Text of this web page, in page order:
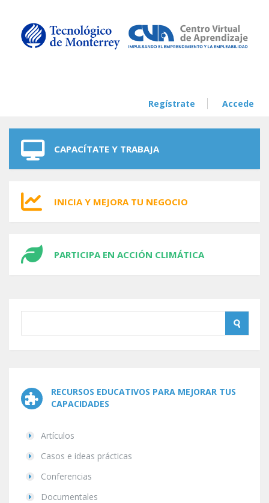
Regístrate Accede
CAPACÍTATE Y TRABAJA
INICIA Y MEJORA TU NEGOCIO
PARTICIPA EN ACCIÓN CLIMÁTICA
RECURSOS EDUCATIVOS PARA MEJORAR TUS
CAPACIDADES
Artículos
Casos e ideas prácticas
Conferencias
Documentales